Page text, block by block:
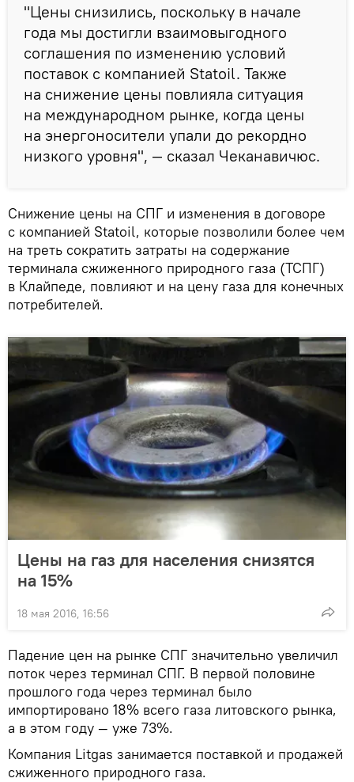
"Цены снизились, поскольку в начале
года мы достигли взаимовыгодного
соглашения по изменению условий
поставок с компанией Statoil. Также
на снижение цены повлияла ситуация
на международном рынке, когда цены
на энергоносители упали до рекордно
низкого уровня", — сказал Чеканавичюс.
Снижение цены на СПГ и изменения в договоре
с компанией Statoil, которые позволили более чем
на треть сократить затраты на содержание
терминала сжиженного природного газа (ТСПГ)
в Клайпеде, повлияют и на цену газа для конечных
потребителей.
Цены на газ для населения снизятся
на 15%
18 мая 2016, 16:56
Падение цен на рынке СПГ значительно увеличил
поток через терминал СПГ. В первой половине
прошлого года через терминал было
импортировано 18% всего газа литовского рынка,
а в этом году — уже 73%.
Компания Litgas занимается поставкой и продажей
сжиженного природного газа.